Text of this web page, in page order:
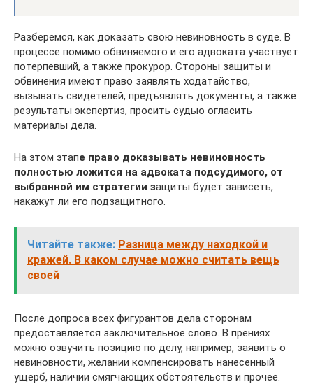
Разберемся, как доказать свою невиновность в суде. В
процессе помимо обвиняемого и его адвоката участвует
потерпевший, а также прокурор. Стороны защиты и
обвинения имеют право заявлять ходатайство,
вызывать свидетелей, предъявлять документы, а также
результаты экспертиз, просить судью огласить
материалы дела.
На этом этапе право доказывать невиновность
полностью ложится на адвоката подсудимого, от
выбранной им стратегии защиты будет зависеть,
накажут ли его подзащитного.
Читайте также: Разница между находкой и
кражей. В каком случае можно считать вещь
своей
После допроса всех фигурантов дела сторонам
предоставляется заключительное слово. В прениях
можно озвучить позицию по делу, например, заявить о
невиновности, желании компенсировать нанесенный
ущерб, наличии смягчающих обстоятельств и прочее.